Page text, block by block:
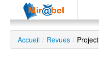
Le réseau
Soutien
Accueil / Revues /